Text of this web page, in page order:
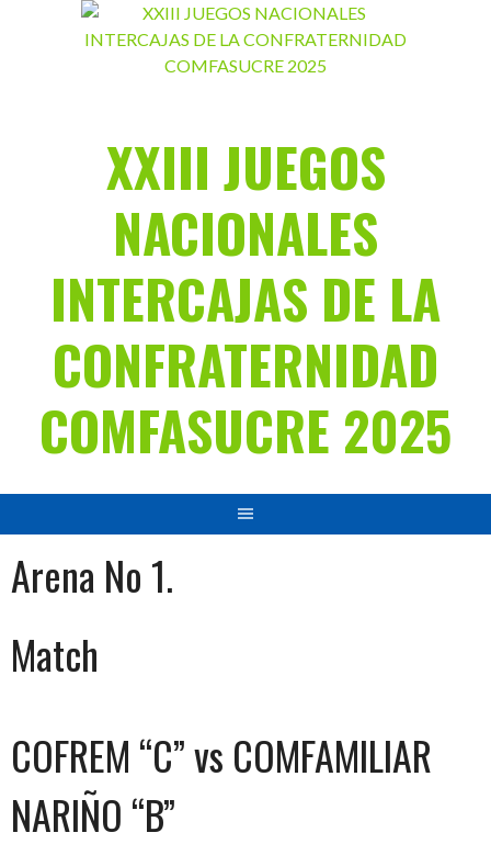
XXIII JUEGOS
NACIONALES
INTERCAJAS DE LA
CONFRATERNIDAD
COMFASUCRE 2025
Arena No 1.
Match
COFREM “C” vs COMFAMILIAR
NARIÑO “B”